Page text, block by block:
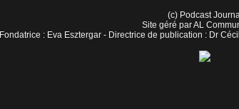
(c) Podcast
Site géré par AL
Fondatrice : Eva Esztergar - Directrice de publication : Dr